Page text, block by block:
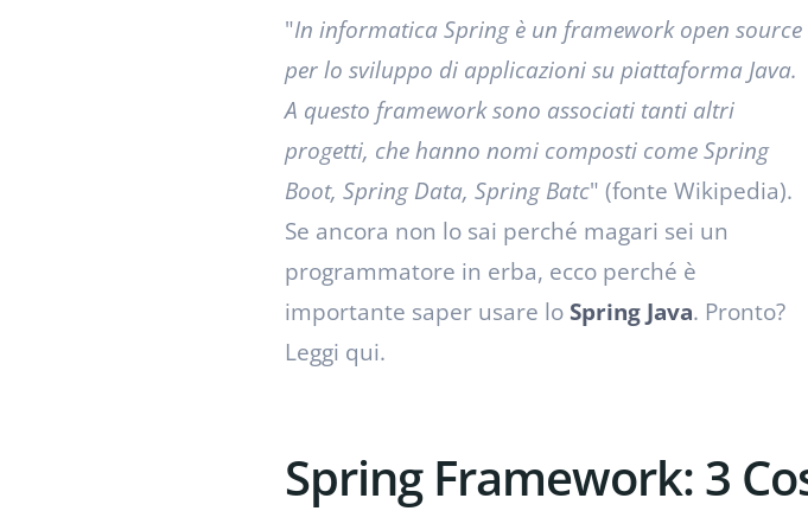
"In informatica Spring è un framework open source
per lo sviluppo di applicazioni su piattaforma Java.
A questo framework sono associati tanti altri
progetti, che hanno nomi composti come Spring
Boot, Spring Data, Spring Batc" (fonte Wikipedia).
Se ancora non lo sai perché magari sei un
programmatore in erba, ecco perché è
importante saper usare lo Spring Java. Pronto?
Leggi qui.
Spring Framework: 3